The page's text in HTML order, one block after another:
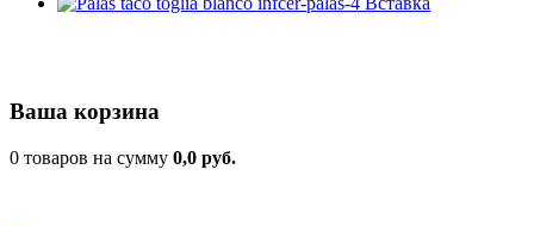
Ваша корзина
0 товаров на сумму 0,0 руб.